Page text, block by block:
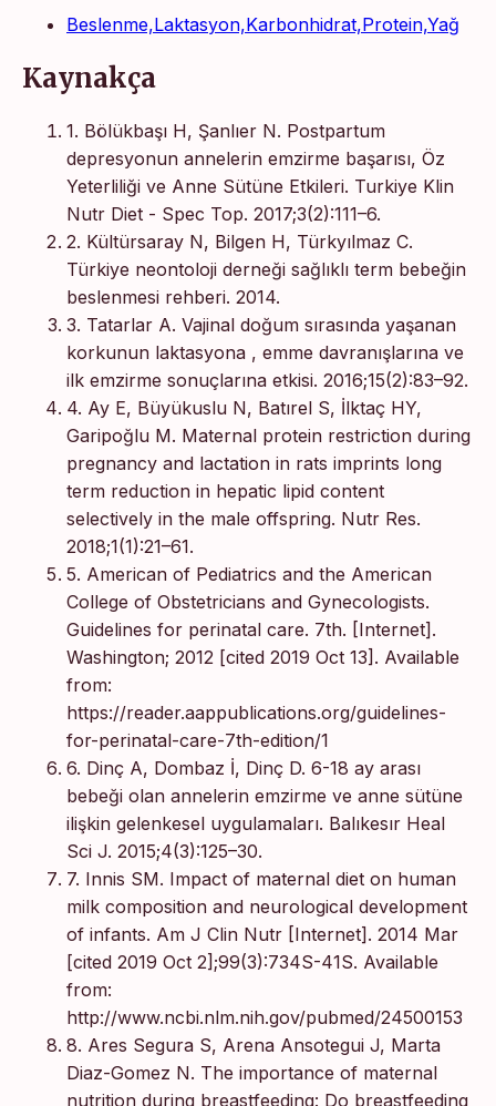
Beslenme,Laktasyon,Karbonhidrat,Protein,Yağ
Kaynakça
1. Bölükbaşı H, Şanlıer N. Postpartum
depresyonun annelerin emzirme başarısı, Öz
Yeterliliği ve Anne Sütüne Etkileri. Turkiye Klin
Nutr Diet - Spec Top. 2017;3(2):111–6.
2. Kültürsaray N, Bilgen H, Türkyılmaz C.
Türkiye neontoloji derneği sağlıklı term bebeğin
beslenmesi rehberi. 2014.
3. Tatarlar A. Vajinal doğum sırasında yaşanan
korkunun laktasyona , emme davranışlarına ve
ilk emzirme sonuçlarına etkisi. 2016;15(2):83–92.
4. Ay E, Büyükuslu N, Batırel S, İlktaç HY,
Garipoğlu M. Maternal protein restriction during
pregnancy and lactation in rats imprints long
term reduction in hepatic lipid content
selectively in the male offspring. Nutr Res.
2018;1(1):21–61.
5. American of Pediatrics and the American
College of Obstetricians and Gynecologists.
Guidelines for perinatal care. 7th. [Internet].
Washington; 2012 [cited 2019 Oct 13]. Available
from:
https://reader.aappublications.org/guidelines-
for-perinatal-care-7th-edition/1
6. Dinç A, Dombaz İ, Dinç D. 6-18 ay arası
bebeği olan annelerin emzirme ve anne sütüne
ilişkin gelenkesel uygulamaları. Balıkesır Heal
Sci J. 2015;4(3):125–30.
7. Innis SM. Impact of maternal diet on human
milk composition and neurological development
of infants. Am J Clin Nutr [Internet]. 2014 Mar
[cited 2019 Oct 2];99(3):734S-41S. Available
from:
http://www.ncbi.nlm.nih.gov/pubmed/24500153
8. Ares Segura S, Arena Ansotegui J, Marta
Diaz-Gomez N. The importance of maternal
nutrition during breastfeeding: Do breastfeeding